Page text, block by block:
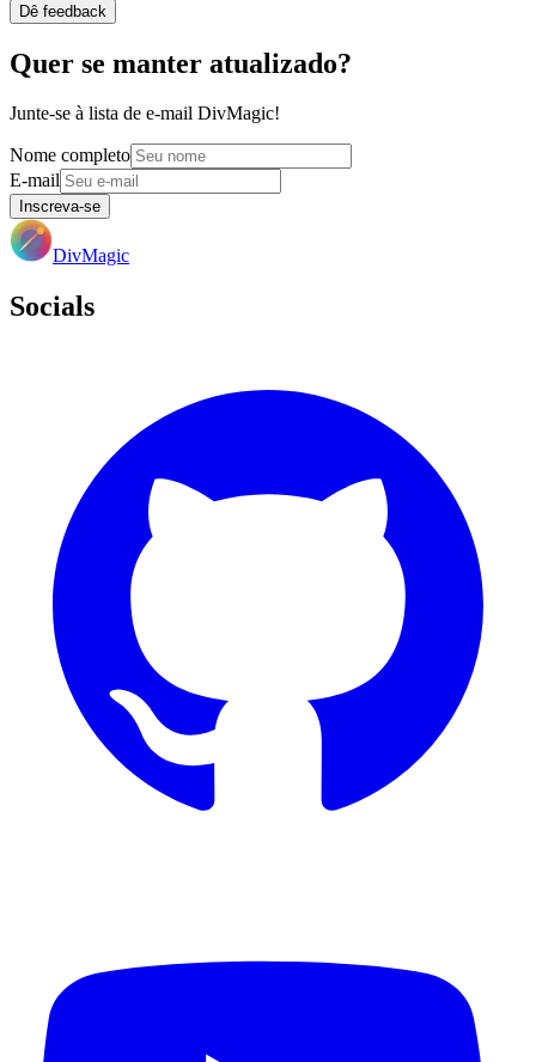
Dê feedback
Quer se manter atualizado?
Junte-se à lista de e-mail DivMagic!
Nome completo
E-mail
Inscreva-se
DivMagic
Socials